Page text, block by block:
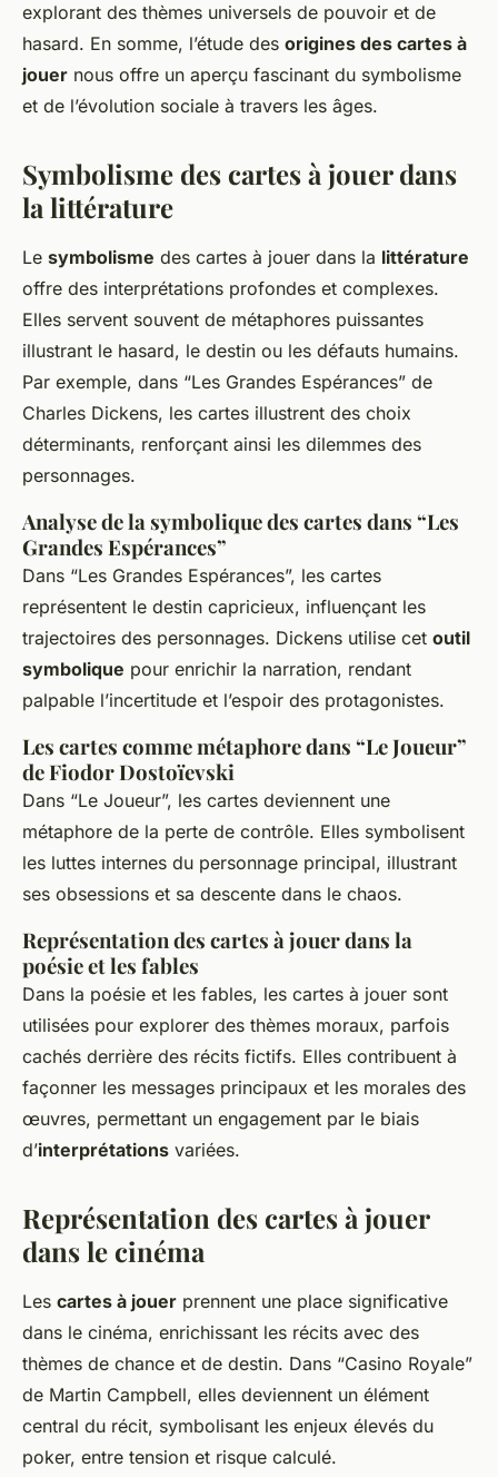
explorant des thèmes universels de pouvoir et de
hasard. En somme, l’étude des origines des cartes à
jouer nous offre un aperçu fascinant du symbolisme
et de l’évolution sociale à travers les âges.
Symbolisme des cartes à jouer dans
la littérature
Le symbolisme des cartes à jouer dans la littérature
offre des interprétations profondes et complexes.
Elles servent souvent de métaphores puissantes
illustrant le hasard, le destin ou les défauts humains.
Par exemple, dans “Les Grandes Espérances” de
Charles Dickens, les cartes illustrent des choix
déterminants, renforçant ainsi les dilemmes des
personnages.
Analyse de la symbolique des cartes dans “Les
Grandes Espérances”
Dans “Les Grandes Espérances”, les cartes
représentent le destin capricieux, influençant les
trajectoires des personnages. Dickens utilise cet outil
symbolique pour enrichir la narration, rendant
palpable l’incertitude et l’espoir des protagonistes.
Les cartes comme métaphore dans “Le Joueur”
de Fiodor Dostoïevski
Dans “Le Joueur”, les cartes deviennent une
métaphore de la perte de contrôle. Elles symbolisent
les luttes internes du personnage principal, illustrant
ses obsessions et sa descente dans le chaos.
Représentation des cartes à jouer dans la
poésie et les fables
Dans la poésie et les fables, les cartes à jouer sont
utilisées pour explorer des thèmes moraux, parfois
cachés derrière des récits fictifs. Elles contribuent à
façonner les messages principaux et les morales des
œuvres, permettant un engagement par le biais
d’interprétations variées.
Représentation des cartes à jouer
dans le cinéma
Les cartes à jouer prennent une place significative
dans le cinéma, enrichissant les récits avec des
thèmes de chance et de destin. Dans “Casino Royale”
de Martin Campbell, elles deviennent un élément
central du récit, symbolisant les enjeux élevés du
poker, entre tension et risque calculé.